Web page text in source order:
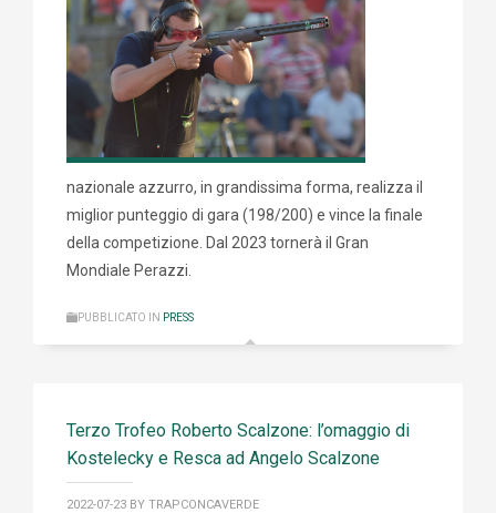
nazionale azzurro, in grandissima forma, realizza il
miglior punteggio di gara (198/200) e vince la finale
della competizione. Dal 2023 tornerà il Gran
Mondiale Perazzi.
PUBBLICATO IN PRESS
Terzo Trofeo Roberto Scalzone: l’omaggio di
Kostelecky e Resca ad Angelo Scalzone
2022-07-23 BY TRAPCONCAVERDE